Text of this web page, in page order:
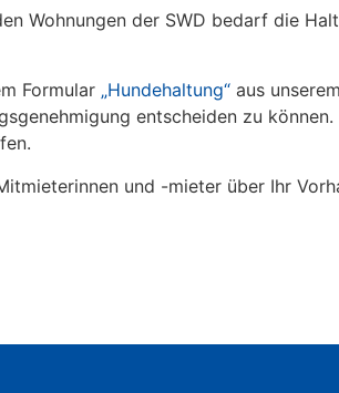
Wohnungen der SWD bedarf die
Formular „Hundehaltung“ aus
entscheiden zu
und -mieter über Ihr